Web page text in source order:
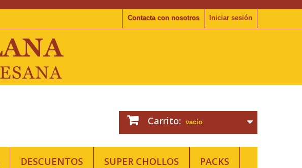
Iniciar sesión
Contacta con nosotros
Carrito: vacío
DESCUENTOS SUPER CHOLLOS PACKS